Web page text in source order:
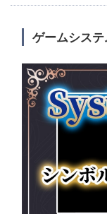
ゲームシス